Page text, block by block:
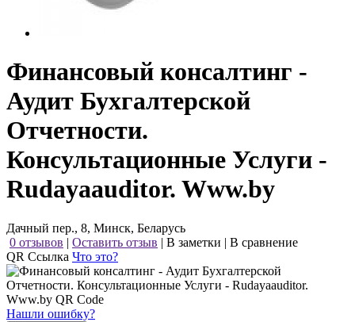
Финансовый консалтинг -
Аудит Бухгалтерской
Отчетности.
Консультационные Услуги -
Rudayaauditor. Www.by
Дачный пер., 8, Минск, Беларусь
0 отзывов | Оставить отзыв | В заметки | В сравнение
QR Ссылка Что это?
Нашли ошибку?